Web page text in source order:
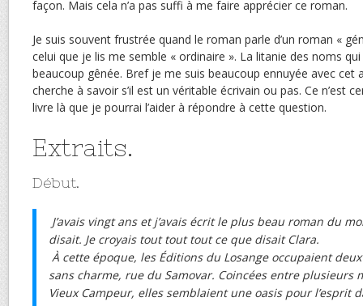
façon. Mais cela n’a pas suffi à me faire apprécier ce roman.
Je suis souvent frustrée quand le roman parle d’un roman «
celui que je lis me semble « ordinaire ». La litanie des noms qui
beaucoup gênée. Bref je me suis beaucoup ennuyée avec cet
cherche à savoir s’il est un véritable écrivain ou pas. Ce n’est
livre là que je pourrai l’aider à répondre à cette question.
Extraits.
Début.
J’avais vingt ans et j’avais écrit le plus beau roman du
disait. Je croyais tout tout tout ce que disait Clara.
À cette époque, les Éditions du Losange occupaient
sans charme, rue du Samovar. Coincées entre plusieurs
Vieux Campeur, elles semblaient une oasis pour l’esprit